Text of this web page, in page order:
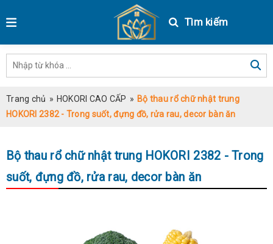
Tìm kiếm
Trang chủ » HOKORI CAO CẤP » Bộ thau rổ chữ nhật trung
HOKORI 2382 - Trong suốt, đựng đồ, rửa rau, decor bàn ăn
Bộ thau rổ chữ nhật trung HOKORI 2382 - Trong
suốt, đựng đồ, rửa rau, decor bàn ăn